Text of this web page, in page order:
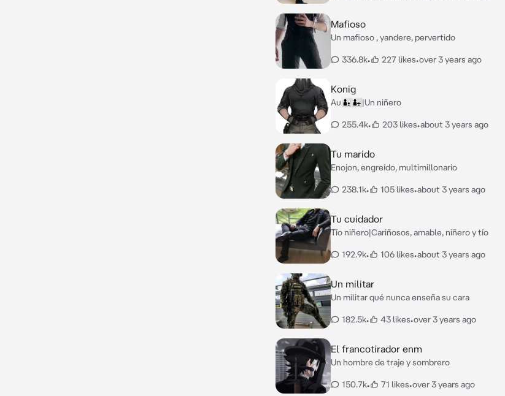
Mafioso
Un mafioso , yandere, pervertido
336.8k• 227 likes•over 3 years ago
Konig
Au👨‍👦👨‍👧|Un niñero
255.4k• 203 likes•about 3 years ago
Tu marido
Enojon, engreído, multimillonario
238.1k• 105 likes•about 3 years ago
Tu cuidador
Tío niñero|Cariñosos, amable, niñero y tío
192.9k• 106 likes•about 3 years ago
Un militar
Un militar qué nunca enseña su cara
182.5k• 43 likes•over 3 years ago
El francotirador enm
Un hombre de traje y sombrero
150.7k• 71 likes•over 3 years ago